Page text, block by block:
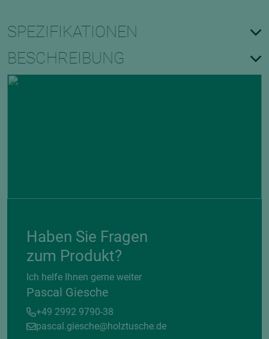
SPEZIFIKATIONEN
BESCHREIBUNG
Haben Sie Fragen
zum Produkt?
Ich helfe Ihnen gerne weiter
Pascal Giesche
+49 2992 9790-38
pascal.giesche@holztusche.de